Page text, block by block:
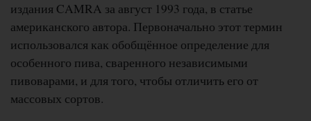
издания CAMRA за август 1993 года, в статье
американского автора. Первоначально этот термин
использовался как обобщённое определение для
особенного пива, сваренного независимыми
пивоварами, и для того, чтобы отличить его от
массовых сортов.